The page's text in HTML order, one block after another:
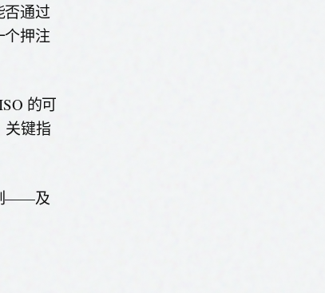
否通过
个押注
的可
关键指
——及